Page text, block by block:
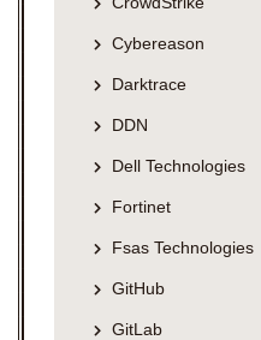
Cybereason
Darktrace
DDN
Dell Technologies
Fortinet
Fsas Technologies
GitHub
GitLab